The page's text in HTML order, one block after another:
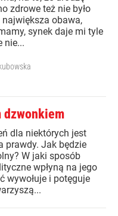
zdrowe też nie było
obawa,
synek daje mi tyle
nie...
dzwonkiem
dla niektórych jest
prawdy. Jak będzie
W jaki sposób
wpłyną na jego
wywołuje i potęguje